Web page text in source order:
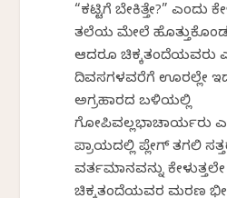
“ಕಟ್ಟಿಗೆ ಬೇಕಿತ್ತೇ?” ಎಂದು
ತಲೆಯ ಮೇಲೆ
ಆದರೂ ಚಿಕ್ಕತಂದೆಯವರು
ದಿವಸಗಳವರೆಗೆ ಊರಲ್ಲೇ
ಅಗ್ರಹಾರದ ಬಳಿಯಲ್ಲಿ
ಗೋಪಿವಲ್ಲಭಾಚಾರ್ಯರು
ಪ್ರಾಯದಲ್ಲಿ ಪ್ಲೇಗ್ ತಗಲಿ
ವರ್ತಮಾನವನ್ನು ಕೇಳುತ್ತಲೇ
ಚಿಕ್ಕತಂದೆಯವರ ಮರಣ